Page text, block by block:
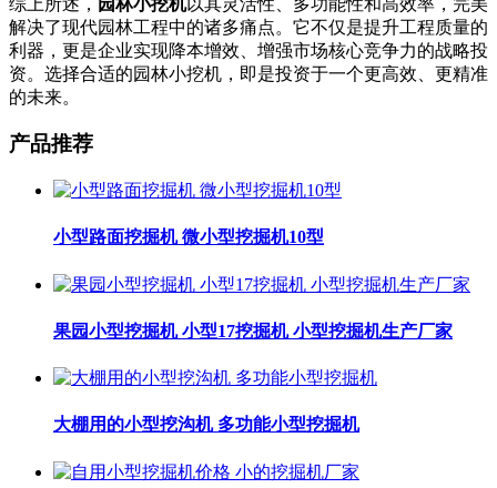
解决了现代园林工程中的诸多痛点。它不仅是提升工程质量的
利器，更是企业实现降本增效、增强市场核心竞争力的战略投
资。选择合适的园林小挖机，即是投资于一个更高效、更精准
的未来。
产品推荐
小型路面挖掘机 微小型挖掘机10型
果园小型挖掘机 小型17挖掘机 小型挖掘机生产厂家
大棚用的小型挖沟机 多功能小型挖掘机